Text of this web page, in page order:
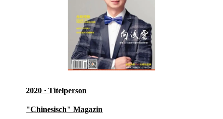
2020 · Titelperson
"Chinesisch" Magazin